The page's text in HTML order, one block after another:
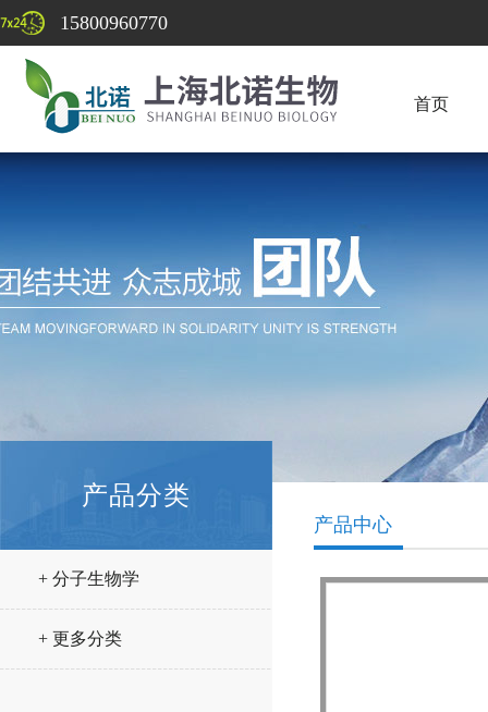
15800960770
首页
产品分类
+ 分子生物学
+ 更多分类
产品中心